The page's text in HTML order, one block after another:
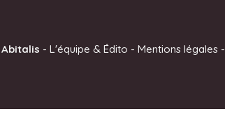
Abitalis - L'équipe & Édito - Mentions légales-